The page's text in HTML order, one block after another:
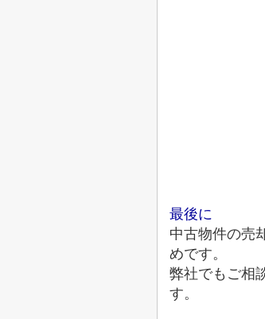
最後に
中古物件の売
めです。
弊社でもご相
す。